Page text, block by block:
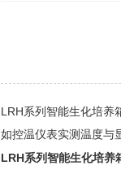
LRH系列智能生化培养
如控温仪表实测温度与显
LRH系列智能生化培养